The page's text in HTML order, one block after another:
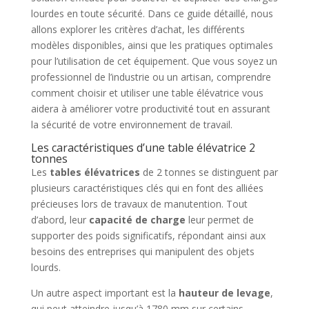
lourdes en toute sécurité. Dans ce guide détaillé, nous
allons explorer les critères d’achat, les différents
modèles disponibles, ainsi que les pratiques optimales
pour l’utilisation de cet équipement. Que vous soyez un
professionnel de l’industrie ou un artisan, comprendre
comment choisir et utiliser une table élévatrice vous
aidera à améliorer votre productivité tout en assurant
la sécurité de votre environnement de travail.
Les caractéristiques d’une table élévatrice 2
tonnes
Les tables élévatrices de 2 tonnes se distinguent par
plusieurs caractéristiques clés qui en font des alliées
précieuses lors de travaux de manutention. Tout
d’abord, leur capacité de charge leur permet de
supporter des poids significatifs, répondant ainsi aux
besoins des entreprises qui manipulent des objets
lourds.
Un autre aspect important est la hauteur de levage,